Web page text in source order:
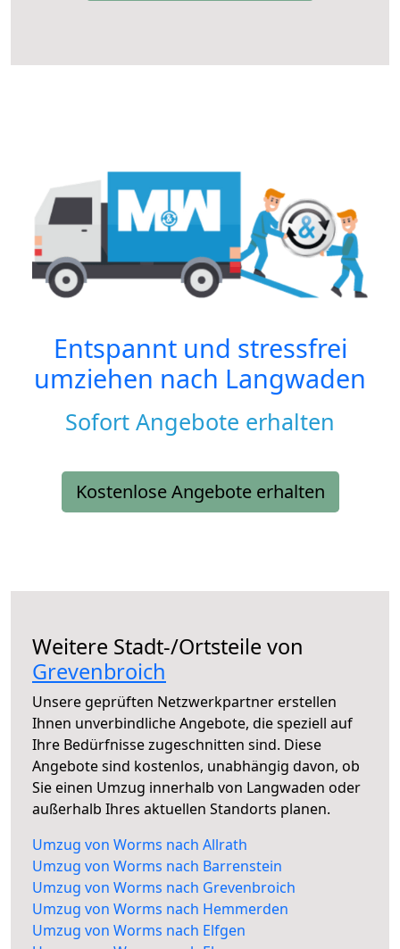
Entspannt und stressfrei
umziehen nach Langwaden
Sofort Angebote erhalten
Kostenlose Angebote erhalten
Weitere Stadt-/Ortsteile von
Grevenbroich
Unsere geprüften Netzwerkpartner erstellen
Ihnen unverbindliche Angebote, die speziell auf
Ihre Bedürfnisse zugeschnitten sind. Diese
Angebote sind kostenlos, unabhängig davon, ob
Sie einen Umzug innerhalb von Langwaden oder
außerhalb Ihres aktuellen Standorts planen.
Umzug von Worms nach Allrath
Umzug von Worms nach Barrenstein
Umzug von Worms nach Grevenbroich
Umzug von Worms nach Hemmerden
Umzug von Worms nach Elfgen